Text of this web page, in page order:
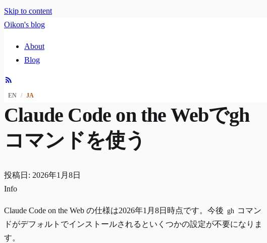
Skip to content
Oikon's blog
About
Blog
EN / JA
Claude Code on the Webでgh
コマンドを使う
投稿日: 2026年1月8日
Info
Claude Code on the Web の仕様は2026年1月8日時点です。今後 gh コマン
ドがデフォルトでインストールされるといくつかの設定が不要になりま
す。